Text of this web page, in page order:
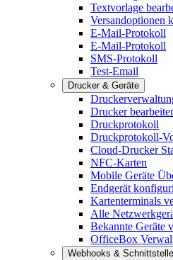
Textvorlage
Versandoptionen
E-Mail-Protokoll
E-Mail-Protokoll
SMS-Protokoll
Test-Email
Drucker & Geräte
Drucker
Druckprotokoll
Druckprotokoll-
Cloud-Drucker
NFC-Karten
Mobile Geräte
Endgerät
Kartenterminals
Alle
Bekannte Geräte
OfficeBox
Webhooks &